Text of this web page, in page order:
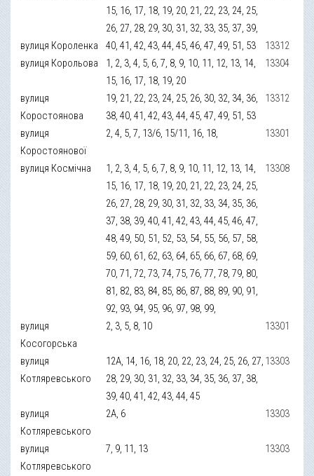
15, 16, 17, 18, 19, 20, 21, 22, 23, 24, 25,
26, 27, 28, 29, 30, 31, 32, 33, 35, 37, 39,
вулиця Короленка 40, 41, 42, 43, 44, 45, 46, 47, 49, 51, 53
13312
вулиця Корольова
1, 2, 3, 4, 5, 6, 7, 8, 9, 10, 11, 12, 13, 14,
15, 16, 17, 18, 19, 20
13304
вулиця
Коростоянова
19, 21, 22, 23, 24, 25, 26, 30, 32, 34, 36,
38, 40, 41, 42, 43, 44, 45, 47, 49, 51, 53
13312
вулиця
Коростоянової
2, 4, 5, 7, 13/6, 15/11, 16, 18, 13301
вулиця Космічна
1, 2, 3, 4, 5, 6, 7, 8, 9, 10, 11, 12, 13, 14,
15, 16, 17, 18, 19, 20, 21, 22, 23, 24, 25,
26, 27, 28, 29, 30, 31, 32, 33, 34, 35, 36,
37, 38, 39, 40, 41, 42, 43, 44, 45, 46, 47,
48, 49, 50, 51, 52, 53, 54, 55, 56, 57, 58,
59, 60, 61, 62, 63, 64, 65, 66, 67, 68, 69,
70, 71, 72, 73, 74, 75, 76, 77, 78, 79, 80,
81, 82, 83, 84, 85, 86, 87, 88, 89, 90, 91,
92, 93, 94, 95, 96, 97, 98, 99,
13308
вулиця
Косогорська
2, 3, 5, 8, 10 13301
вулиця
Котляревського
12А, 14, 16, 18, 20, 22, 23, 24, 25, 26, 27,
28, 29, 30, 31, 32, 33, 34, 35, 36, 37, 38,
39, 40, 41, 42, 43, 44, 45
13303
вулиця
Котляревського
2А, 6 13303
вулиця
Котляревського
7, 9, 11, 13 13303